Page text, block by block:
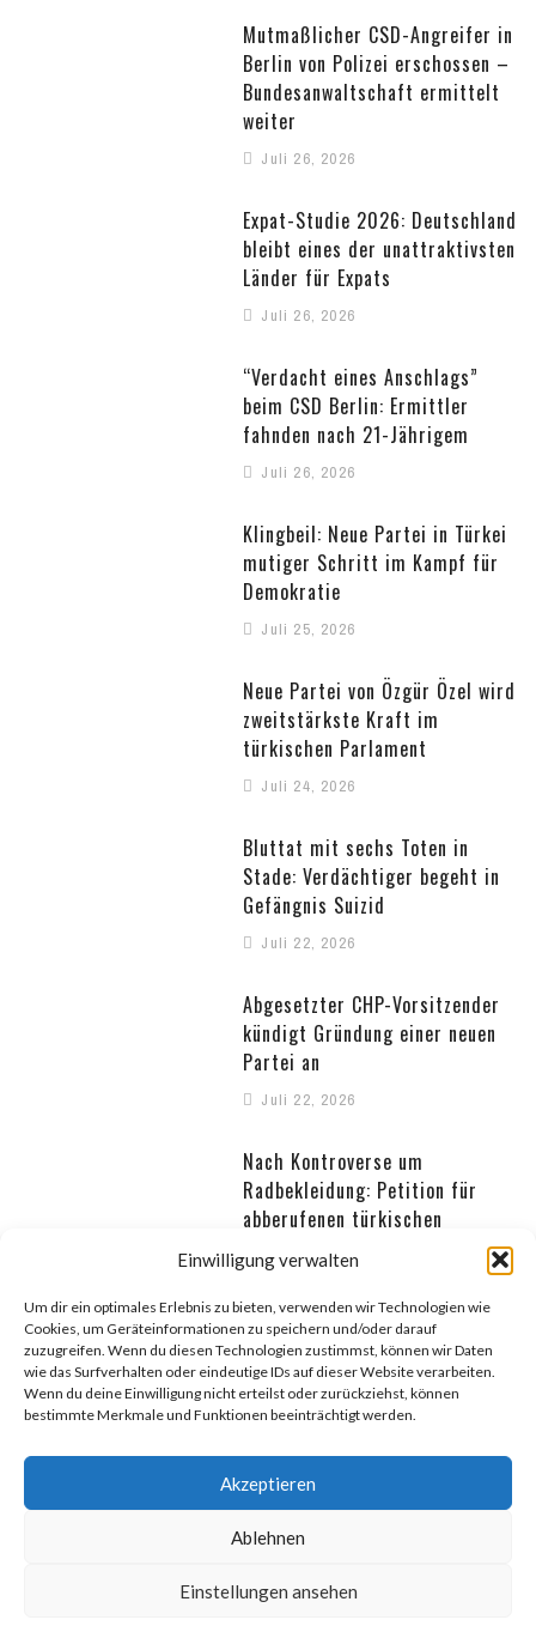
Einwilligung verwalten
Um dir ein optimales Erlebnis zu bieten, verwenden wir Technologien wie
Cookies, um Geräteinformationen zu speichern und/oder darauf
zuzugreifen. Wenn du diesen Technologien zustimmst, können wir Daten
wie das Surfverhalten oder eindeutige IDs auf dieser Website verarbeiten.
Wenn du deine Einwilligung nicht erteilst oder zurückziehst, können
bestimmte Merkmale und Funktionen beeinträchtigt werden.
Akzeptieren
Ablehnen
Einstellungen ansehen
Mutmaßlicher CSD-Angreifer in
Berlin von Polizei erschossen –
Bundesanwaltschaft ermittelt
weiter
Juli 26, 2026
Expat-Studie 2026: Deutschland
bleibt eines der unattraktivsten
Länder für Expats
Juli 26, 2026
“Verdacht eines Anschlags”
beim CSD Berlin: Ermittler
fahnden nach 21-Jährigem
Juli 26, 2026
Klingbeil: Neue Partei in Türkei
mutiger Schritt im Kampf für
Demokratie
Juli 25, 2026
Neue Partei von Özgür Özel wird
zweitstärkste Kraft im
türkischen Parlament
Juli 24, 2026
Bluttat mit sechs Toten in
Stade: Verdächtiger begeht in
Gefängnis Suizid
Juli 22, 2026
Abgesetzter CHP-Vorsitzender
kündigt Gründung einer neuen
Partei an
Juli 22, 2026
Nach Kontroverse um
Radbekleidung: Petition für
abberufenen türkischen
Gouverneur
Türkisch-amerikanischer
Aktivist widmet IRF-Preis den
Opfern der Repression in der
DEUTSCHE BOLD